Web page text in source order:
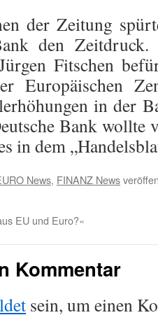
der Zeitung
den
Fitschen
Europäischen
in der
Bank wollte
in dem
News, FINANZ News
EU und Euro?«
Kommentar
sein, um einen